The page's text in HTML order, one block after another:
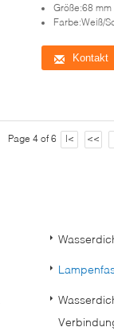
Größe:68
Farbe:Weiß/
Kontakt
Page 4 of 6 |< <<